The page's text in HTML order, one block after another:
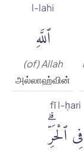
l-lahi
ٱللَّهِ
(of) Allah
அல்லாஹ்வின்
fī l-ḥari
فِى ٱلْحَرِّۗ